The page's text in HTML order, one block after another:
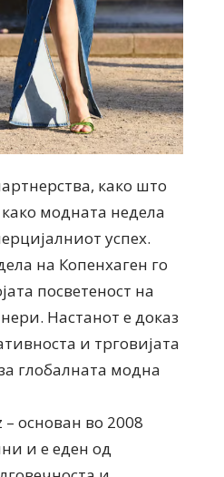
како што
модната недела
успех.
на Копенхаген го
посветеност на
Настанот е доказ
и трговијата
глобалната модна
основан во 2008
и е еден од